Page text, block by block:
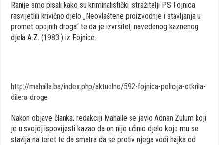
Ranije smo pisali kako su kriminalistički istražitelji PS Fojnica
rasvijetlili krivično djelo „Neovlaštene proizvodnje i stavljanja u
promet opojnih droga“ te da je izvršitelj navedenog kaznenog
djela A.Z. (1983.) iz Fojnice.
http://mahalla.ba/index.php/aktuelno/592-fojnica-policija-otkrila-
dilera-droge
Nakon objave članka, redakciji Mahalle se javio Adnan Zulum koji
je u svojoj ispovijesti kazao da on nije učinio djelo koje mu se
stavlja na teret te da smatra da se protiv njega vodi hajka od